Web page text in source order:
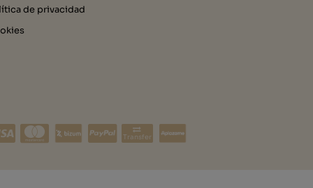
de privacidad
Transfer